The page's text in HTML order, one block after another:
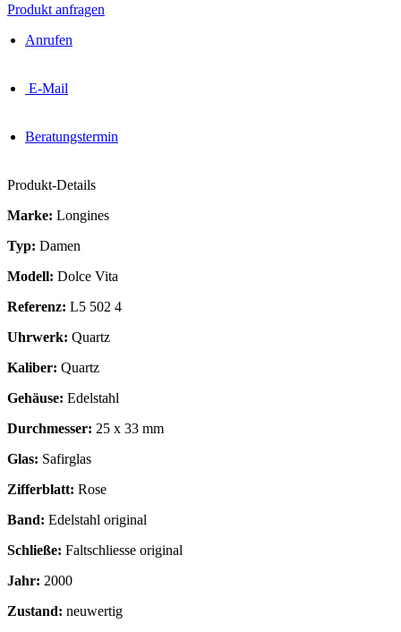
Produkt anfragen
Anrufen
E-Mail
Beratungstermin
Produkt-Details
Marke: Longines
Typ: Damen
Modell: Dolce Vita
Referenz: L5 502 4
Uhrwerk: Quartz
Kaliber: Quartz
Gehäuse: Edelstahl
Durchmesser: 25 x 33 mm
Glas: Safirglas
Zifferblatt: Rose
Band: Edelstahl original
Schließe: Faltschliesse original
Jahr: 2000
Zustand: neuwertig